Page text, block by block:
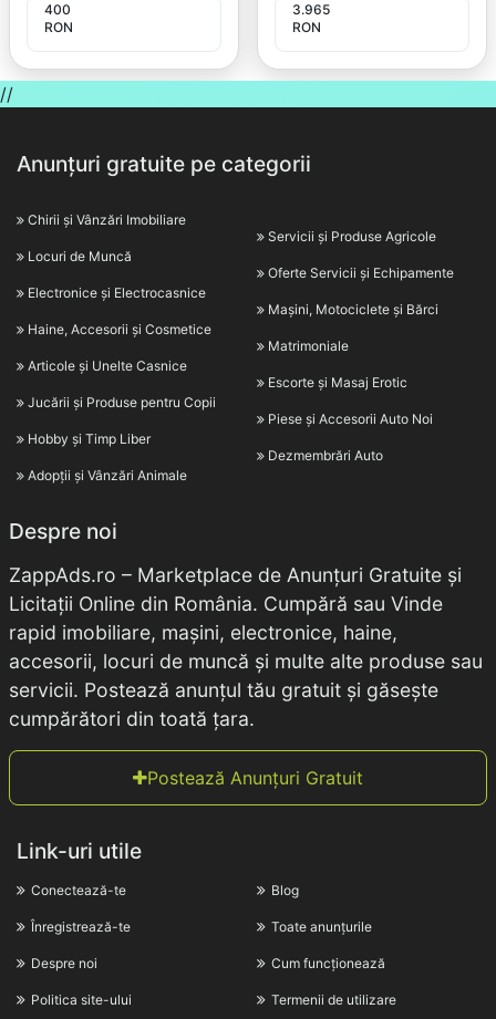
400
RON
3.965
RON
//
Anunțuri gratuite pe categorii
Chirii și Vânzări Imobiliare
Locuri de Muncă
Electronice și Electrocasnice
Haine, Accesorii și Cosmetice
Articole și Unelte Casnice
Jucării și Produse pentru Copii
Hobby și Timp Liber
Adopții și Vânzări Animale
Servicii și Produse Agricole
Oferte Servicii și Echipamente
Mașini, Motociclete și Bărci
Matrimoniale
Escorte și Masaj Erotic
Piese și Accesorii Auto Noi
Dezmembrări Auto
Despre noi
ZappAds.ro – Marketplace de Anunțuri Gratuite și
Licitații Online din România. Cumpără sau Vinde
rapid imobiliare, mașini, electronice, haine,
accesorii, locuri de muncă și multe alte produse sau
servicii. Postează anunțul tău gratuit și găsește
cumpărători din toată țara.
Postează Anunțuri Gratuit
Link-uri utile
Conectează-te
Înregistrează-te
Despre noi
Politica site-ului
Blog
Toate anunțurile
Cum funcționează
Termenii de utilizare